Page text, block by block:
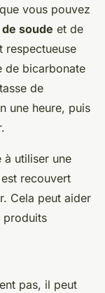
vous pouvez
soude et de
respectueuse
de bicarbonate
de
une heure, puis
à utiliser une
recouvert
Cela peut aider
produits
pas, il peut